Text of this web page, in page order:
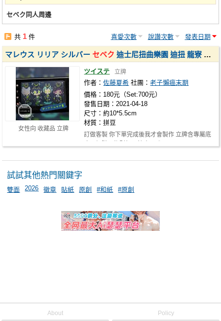
註冊會員
セベク同人周邊
共 1 件 喜愛次數 說讚次數 發表日期
女性向 收藏品 立牌
マレウス リリア シルバー セベク 迪士尼扭曲樂園 迪扭 龍寮 角太郎 拼豆 吊飾 立牌
ツイステ 立牌
作者：佐藤夏希 社團：老子懶癌末期
價格：180元（Set:700元）
發售日期：2021-04-18
尺寸：約10*5.5cm
材質：拼豆
訂做客製 你下單完成後我才會製作 立牌含專屬底
試試其他熱門關鍵字
雙面 2026 徽章 貼紙 原創 #和紙 #原創
About Policy